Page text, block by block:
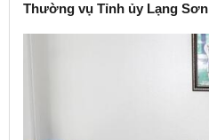
Thường vụ Tỉnh ủy Lạng Sơn